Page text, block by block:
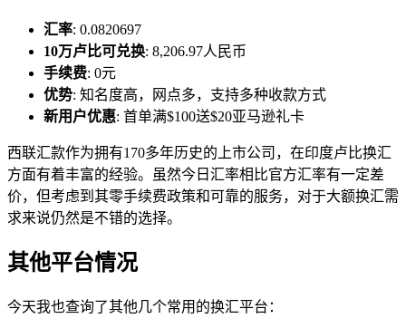
汇率: 0.0820697
10万卢比可兑换: 8,206.97人民币
手续费: 0元
优势: 知名度高，网点多，支持多种收款方式
新用户优惠: 首单满$100送$20亚马逊礼卡
西联汇款作为拥有170多年历史的上市公司，在印度卢比换汇
方面有着丰富的经验。虽然今日汇率相比官方汇率有一定差
价，但考虑到其零手续费政策和可靠的服务，对于大额换汇需
求来说仍然是不错的选择。
其他平台情况
今天我也查询了其他几个常用的换汇平台：